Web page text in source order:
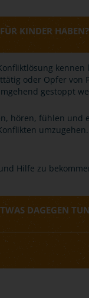
KINDER HABEN?
oder Opfer von
gestoppt
hören, fühlen und
Hilfe zu
DAGEGEN